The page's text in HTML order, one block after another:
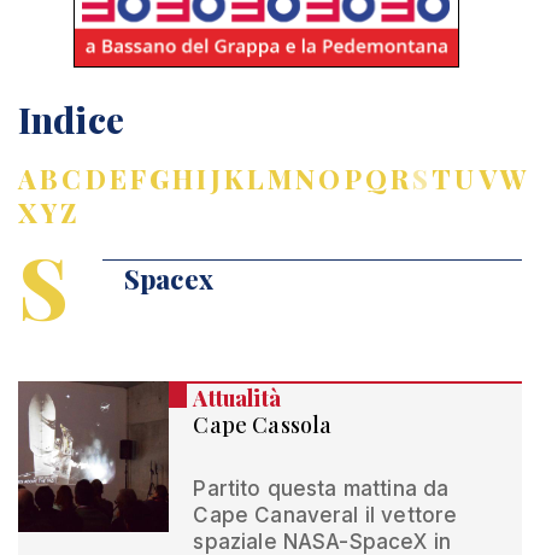
Indice
ABCDEFGHIJKLMNOPQRSTUVW
XYZ
S Spacex
Attualità
Cape Cassola
Partito questa mattina da
Cape Canaveral il vettore
spaziale NASA-SpaceX in